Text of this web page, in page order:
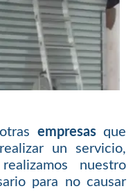
empresasque
un servicio,
nuestro
para no causar